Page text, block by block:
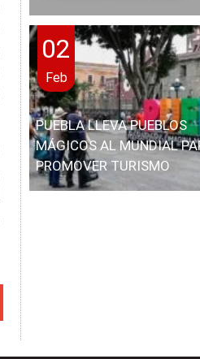
02
Feb
PUEBLA LLEVA PUEBLOS
MÁGICOS AL MUNDIAL
PROMOVER TURISMO